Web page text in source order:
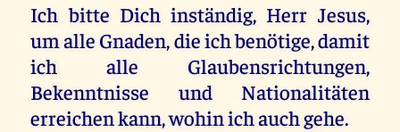
Ich bitte Dich inständig, Herr Jesus,
um alle Gnaden, die ich benötige, damit
ich alle Glaubensrichtungen,
Bekenntnisse und Nationalitäten
erreichen kann, wohin ich auch gehe.